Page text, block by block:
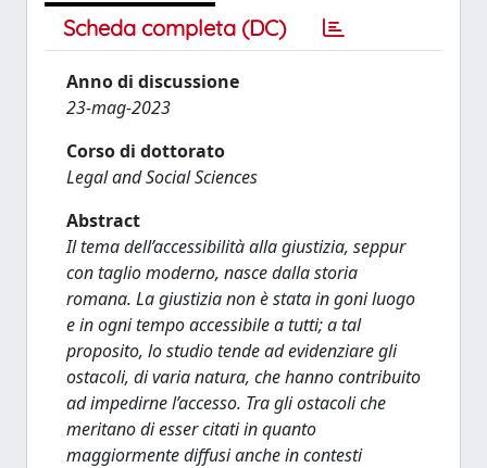
Scheda completa (DC)
Anno di discussione
23-mag-2023
Corso di dottorato
Legal and Social Sciences
Abstract
Il tema dell’accessibilità alla giustizia, seppur
con taglio moderno, nasce dalla storia
romana. La giustizia non è stata in goni luogo
e in ogni tempo accessibile a tutti; a tal
proposito, lo studio tende ad evidenziare gli
ostacoli, di varia natura, che hanno contribuito
ad impedirne l’accesso. Tra gli ostacoli che
meritano di esser citati in quanto
maggiormente diffusi anche in contesti